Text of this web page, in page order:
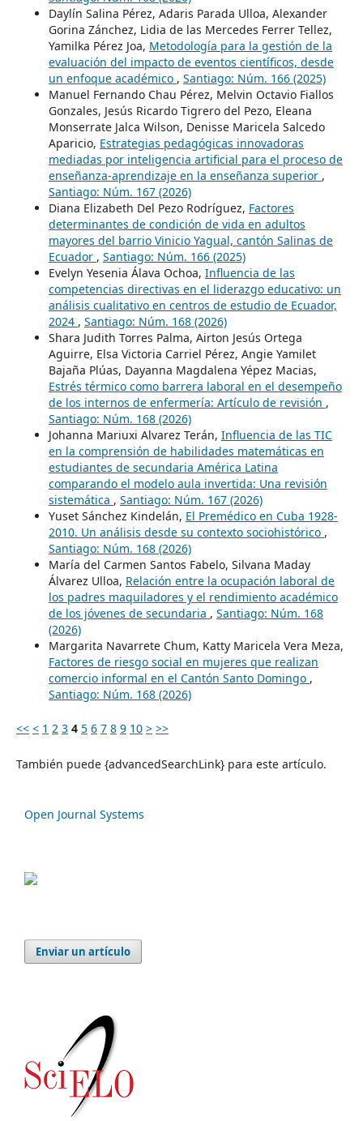
Daylín Salina Pérez, Adaris Parada Ulloa, Alexander
Gorina Zánchez, Lidia de las Mercedes Ferrer Tellez,
Yamilka Pérez Joa, Metodología para la gestión de la
evaluación del impacto de eventos científicos, desde
un enfoque académico , Santiago: Núm. 166 (2025)
Manuel Fernando Chau Pérez, Melvin Octavio Fiallos
Gonzales, Jesús Ricardo Tigrero del Pezo, Eleana
Monserrate Jalca Wilson, Denisse Maricela Salcedo
Aparicio, Estrategias pedagógicas innovadoras
mediadas por inteligencia artificial para el proceso de
enseñanza-aprendizaje en la enseñanza superior ,
Santiago: Núm. 167 (2026)
Diana Elizabeth Del Pezo Rodríguez, Factores
determinantes de condición de vida en adultos
mayores del barrio Vinicio Yagual, cantón Salinas de
Ecuador , Santiago: Núm. 166 (2025)
Evelyn Yesenia Álava Ochoa, Influencia de las
competencias directivas en el liderazgo educativo: un
análisis cualitativo en centros de estudio de Ecuador,
2024 , Santiago: Núm. 168 (2026)
Shara Judith Torres Palma, Airton Jesús Ortega
Aguirre, Elsa Victoria Carriel Pérez, Angie Yamilet
Bajaña Plúas, Dayanna Magdalena Yépez Macias,
Estrés térmico como barrera laboral en el desempeño
de los internos de enfermería: Artículo de revisión ,
Santiago: Núm. 168 (2026)
Johanna Mariuxi Alvarez Terán, Influencia de las TIC
en la comprensión de habilidades matemáticas en
estudiantes de secundaria América Latina
comparando el modelo aula invertida: Una revisión
sistemática , Santiago: Núm. 167 (2026)
Yuset Sánchez Kindelán, El Premédico en Cuba 1928-
2010. Un análisis desde su contexto sociohistórico ,
Santiago: Núm. 168 (2026)
María del Carmen Santos Fabelo, Silvana Maday
Álvarez Ulloa, Relación entre la ocupación laboral de
los padres maquiladores y el rendimiento académico
de los jóvenes de secundaria , Santiago: Núm. 168
(2026)
Margarita Navarrete Chum, Katty Maricela Vera Meza,
Factores de riesgo social en mujeres que realizan
comercio informal en el Cantón Santo Domingo ,
Santiago: Núm. 168 (2026)
<< < 1 2 3 4 5 6 7 8 9 10 > >>
También puede {advancedSearchLink} para este artículo.
Open Journal Systems
Enviar un artículo